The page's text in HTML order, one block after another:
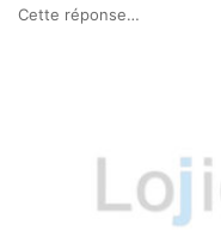
Cette réponse…